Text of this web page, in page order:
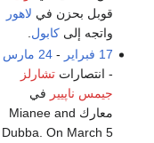
قوبل بحزن في لاهور
واتجه إلىكابول.
17 فبراير
-24 مارس
- انتصاراتتشارلز
جيمس ناپيير في
معارك Mianee and
Dubba. On March 5